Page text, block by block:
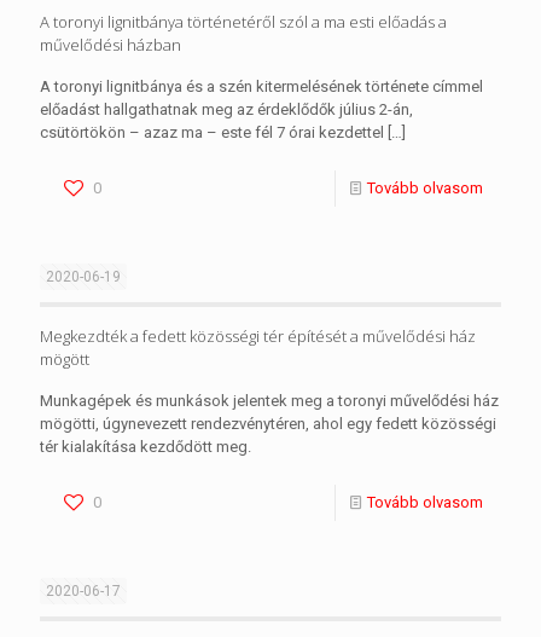
A toronyi lignitbánya történetéről szól a ma esti előadás a
művelődési házban
A toronyi lignitbánya és a szén kitermelésének története címmel
előadást hallgathatnak meg az érdeklődők július 2-án,
csütörtökön – azaz ma – este fél 7 órai kezdettel […]
0 Tovább olvasom
2020-06-19
Megkezdték a fedett közösségi tér építését a művelődési ház
mögött
Munkagépek és munkások jelentek meg a toronyi művelődési ház
mögötti, úgynevezett rendezvénytéren, ahol egy fedett közösségi
tér kialakítása kezdődött meg.
0 Tovább olvasom
2020-06-17